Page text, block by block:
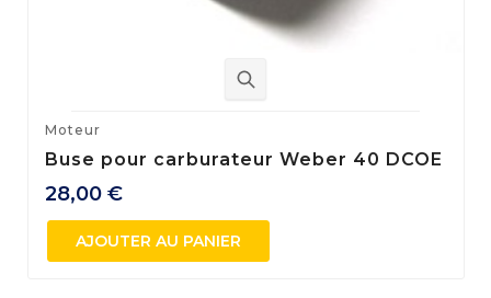
Moteur
Buse pour carburateur Weber 40 DCOE
28,00 €
AJOUTER AU PANIER